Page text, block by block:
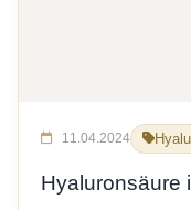
11.04.2024
Hyaluronsäure